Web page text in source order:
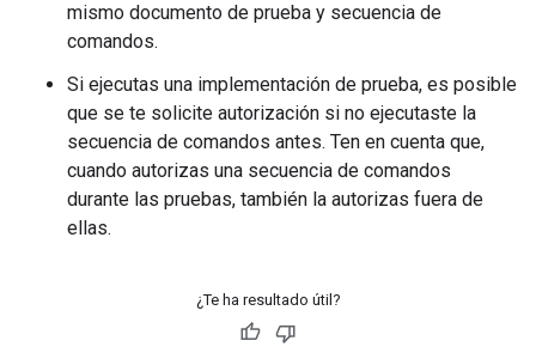
mismo documento de prueba y secuencia de
comandos.
Si ejecutas una implementación de prueba, es posible
que se te solicite autorización si no ejecutaste la
secuencia de comandos antes. Ten en cuenta que,
cuando autorizas una secuencia de comandos
durante las pruebas, también la autorizas fuera de
ellas.
¿Te ha resultado útil?